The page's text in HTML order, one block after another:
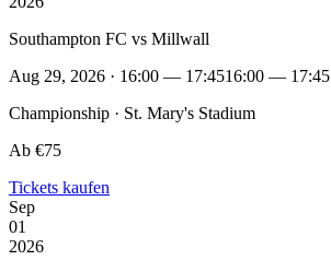
Southampton FC vs Millwall
Aug 29, 2026 · 16:00 — 17:4516:00 — 17:45
Championship · St. Mary's Stadium
Ab €75
Tickets kaufen
Sep
01
2026